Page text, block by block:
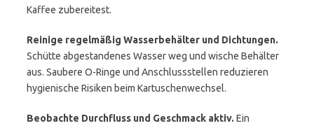
Kaffee zubereitest.
Reinige regelmäßig Wasserbehälter und Dichtungen.
Schütte abgestandenes Wasser weg und wische Behälter
aus. Saubere O-Ringe und Anschlussstellen reduzieren
hygienische Risiken beim Kartuschenwechsel.
Beobachte Durchfluss und Geschmack aktiv. Ein